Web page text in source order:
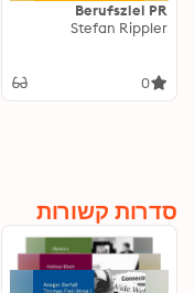
Berufsziel PR
Stefan Rippler
0
סדרות קשורות